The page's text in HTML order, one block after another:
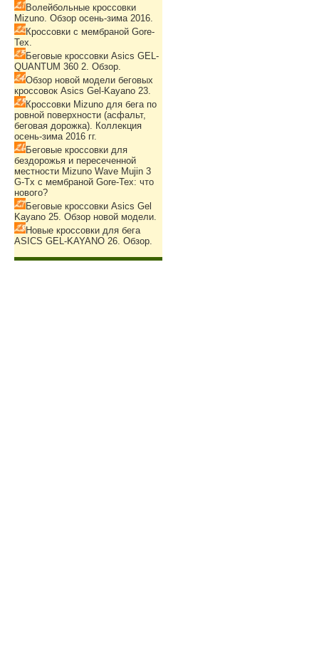
Волейбольные кроссовки
Mizuno. Обзор осень-зима 2016.
Кроссовки с мембраной Gore-
Tex.
Беговые кроссовки Asics GEL-
QUANTUM 360 2. Обзор.
Обзор новой модели беговых
кроссовок Asics Gel-Kayano 23.
Кроссовки Mizuno для бега по
ровной поверхности (асфальт,
беговая дорожка). Коллекция
осень-зима 2016 гг.
Беговые кроссовки для
бездорожья и пересеченной
местности Mizuno Wave Mujin 3
G-Tx с мембраной Gore-Tex: что
нового?
Беговые кроссовки Asics Gel
Kayano 25. Обзор новой модели.
Новые кроссовки для бега
ASICS GEL-KAYANO 26. Обзор.